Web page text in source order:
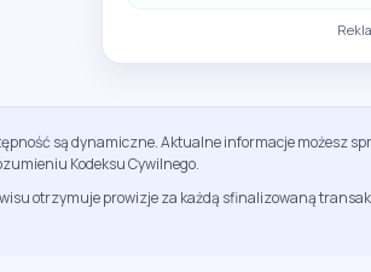
są dynamiczne. Aktualne informacje możesz
Kodeksu Cywilnego.
otrzymuje prowizje za każdą sfinalizowaną